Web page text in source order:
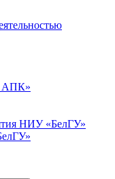
АПК»
НИУ «БелГУ»